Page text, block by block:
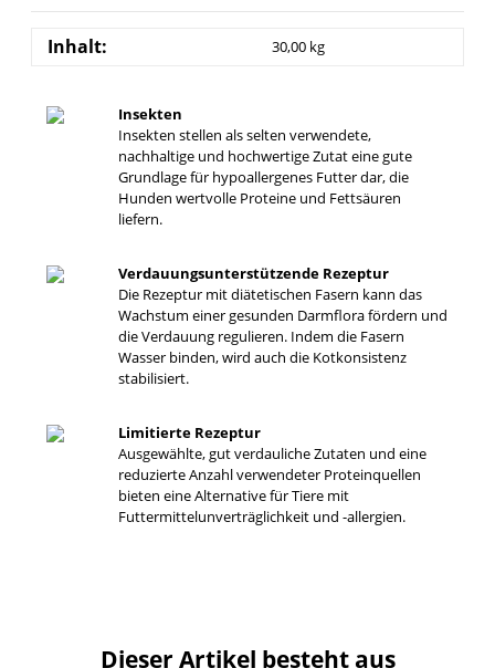
Inhalt: 30,00 kg
Insekten
Insekten stellen als selten verwendete,
nachhaltige und hochwertige Zutat eine gute
Grundlage für hypoallergenes Futter dar, die
Hunden wertvolle Proteine und Fettsäuren
liefern.
Verdauungsunterstützende Rezeptur
Die Rezeptur mit diätetischen Fasern kann das
Wachstum einer gesunden Darmflora fördern und
die Verdauung regulieren. Indem die Fasern
Wasser binden, wird auch die Kotkonsistenz
stabilisiert.
Limitierte Rezeptur
Ausgewählte, gut verdauliche Zutaten und eine
reduzierte Anzahl verwendeter Proteinquellen
bieten eine Alternative für Tiere mit
Futtermittelunverträglichkeit und -allergien.
Dieser Artikel besteht aus